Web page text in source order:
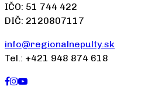
IČO: 51 744 422
DIČ: 2120807117
info@regionalnepulty.sk
Tel.: +421 948 874 618